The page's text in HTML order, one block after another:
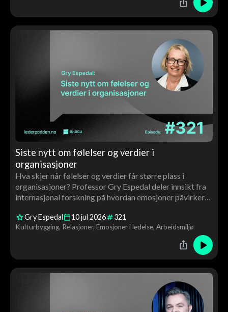
Siste nytt om følelser og verdier i
organisasjoner
Hva skjer når følelser og verdier får større plass i
organisasjoner? Professor Gry Espedal deler innsikt fra
internasjonal forskning på hvordan emosjoner påvirker
hvorfor verdiarbeid handler om langt mer enn ord på
veggen.
Gry Espedal 10jul 2026 321
Kulturbygging Relasjoner Emosjoner i ledelse Arbeidsmiljø